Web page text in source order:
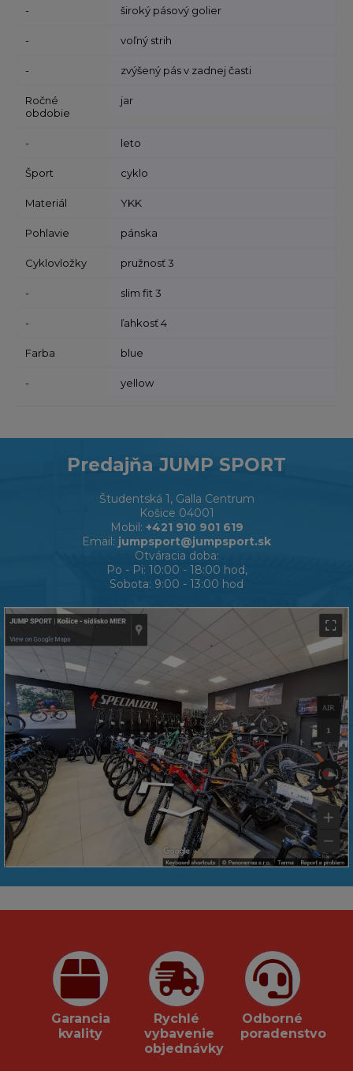
- široký pásový golier
- voľný strih
- zvýšený pás v zadnej časti
Ročné
obdobie
jar
- leto
Šport cyklo
Materiál YKK
Pohlavie pánska
Cyklovložky pružnosť 3
- slim fit 3
- ľahkosť 4
Farba blue
- yellow
Predajňa JUMP SPORT
Študentská 1, Galla Centrum
Košice 04001
Mobil: +421 910 901 619
Email: jumpsport@jumpsport.sk
Otváracia doba:
Po - Pi: 10:00 - 18:00 hod,
Sobota: 9:00 - 13:00 hod
Garancia
kvality
Rychlé
vybavenie
objednávky
Odborné
poradenstvo